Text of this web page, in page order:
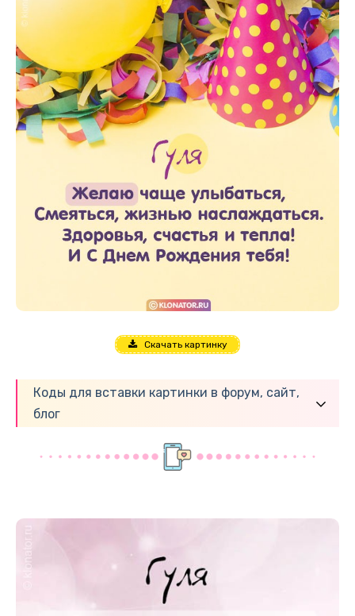
Скачать картинку
Коды для вставки картинки в форум, сайт,
блог